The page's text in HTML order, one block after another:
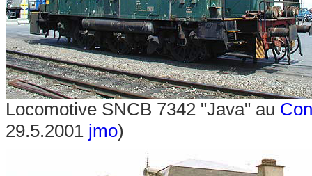
Locomotive SNCB 7342 "Java" au
29.5.2001 jmo)